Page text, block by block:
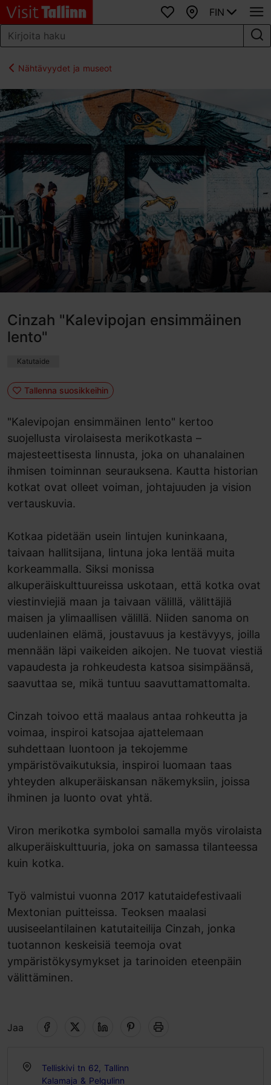
SuosikitKartta
FIN
Nähtävyydet ja museot
Cinzah "Kalevipojan ensimmäinen
lento"
Katutaide
Tallenna suosikkeihin
"Kalevipojan ensimmäinen lento" kertoo
suojellusta virolaisesta merikotkasta –
majesteettisesta linnusta, joka on uhanalainen
ihmisen toiminnan seurauksena. Kautta historian
kotkat ovat olleet voiman, johtajuuden ja vision
vertauskuvia.
Kotkaa pidetään usein lintujen kuninkaana,
taivaan hallitsijana, lintuna joka lentää muita
korkeammalla. Siksi monissa
alkuperäiskulttuureissa uskotaan, että kotka ovat
viestinviejiä maan ja taivaan välillä, välittäjiä
maisen ja ylimaallisen välillä. Niiden sanoma on
uudenlainen elämä, joustavuus ja kestävyys, joilla
mennään läpi vaikeiden aikojen. Ne tuovat viestiä
vapaudesta ja rohkeudesta katsoa sisimpäänsä,
saavuttaa se, mikä tuntuu saavuttamattomalta.
Cinzah toivoo että maalaus antaa rohkeutta ja
voimaa, inspiroi katsojaa ajattelemaan
suhdettaan luontoon ja tekojemme
ympäristövaikutuksia, inspiroi luomaan taas
yhteyden alkuperäiskansan näkemyksiin, joissa
ihminen ja luonto ovat yhtä.
Viron merikotka symboloi samalla myös virolaista
alkuperäiskulttuuria, joka on samassa tilanteessa
kuin kotka.
Työ valmistui vuonna 2017 katutaidefestivaali
Mextonian puitteissa. Teoksen maalasi
uusiseelantilainen katutaiteilija Cinzah, jonka
tuotannon keskeisiä teemoja ovat
ympäristökysymykset ja tarinoiden eteenpäin
välittäminen.
Jaa
Telliskivi tn 62, Tallinn
Kalamaja & Pelgulinn